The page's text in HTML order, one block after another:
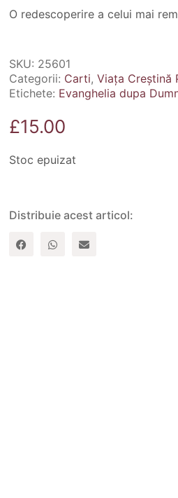
O redescoperire a celui mai
SKU: 25601
Categorii: Carti, Viața Creștină
Etichete: Evanghelia dupa
£15.00
Stoc epuizat
Distribuie acest articol: